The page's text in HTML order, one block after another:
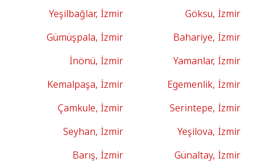
Göksu, İzmir
Yeşilbağlar, İzmir
Bahariye, İzmir
Gümüşpala, İzmir
Yamanlar, İzmir
İnönü, İzmir
Egemenlik, İzmir
Kemalpaşa, İzmir
Serintepe, İzmir
Çamkule, İzmir
Yeşilova, İzmir
Seyhan, İzmir
Günaltay, İzmir
Barış, İzmir